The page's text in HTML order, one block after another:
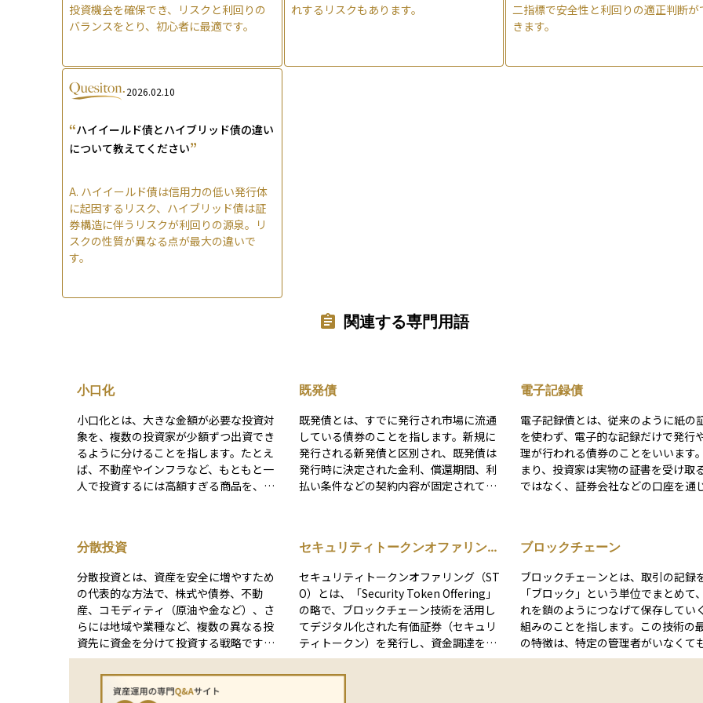
投資機会を確保でき、リスクと利回りの
バランスをとり、初心者に最適です。
れするリスクもあります。
二指標で安全性と利回りの適正判断が
きます。
2026.02.10
“ハイイールド債とハイブリッド債の違い
について教えてください”
A. ハイイールド債は信用力の低い発行体
に起因するリスク、ハイブリッド債は証
券構造に伴うリスクが利回りの源泉。リ
スクの性質が異なる点が最大の違いで
す。
関連する専門用語
小口化
小口化とは、大きな金額が必要な投資対
象を、複数の投資家が少額ずつ出資でき
るように分けることを指します。たとえ
ば、不動産やインフラなど、もともと一
人で投資するには高額すぎる商品を、小
も、多様な資産に分散投資しやすくなり
グ型の投資や不動産投資信託（REIT）な
どでよく利用されており、投資のハード
ルを下げる仕組みとして、初心者にも注
目されています。
既発債
既発債とは、すでに発行され市場に流通
している債券のことを指します。新規に
発行される新発債と区別され、既発債は
発行時に決定された金利、償還期間、利
払い条件などの契約内容が固定されてい
行時の条件と現行の金利状況などを考慮
あります。また、既発債の市場動向は、
金融全体の金利環境や信用リスクの変動
を反映するため、経済の健全性や市場動
向の分析においても重要な指標となって
います。
電子記録債
電子記録債とは、従来のように紙の
を使わず、電子的な記録だけで発行
理が行われる債券のことをいいます
まり、投資家は実物の証書を受け取
ではなく、証券会社などの口座を通
失のリスクがなくなるというメリッ
あります。日本では「社債等の振替
する法律」に基づいて、一定の条件
たす債券は電子記録でのみ発行され
うになっています。投資初心者の方
っては、債券を実際に「持つ」とい
覚がわかりにくいかもしれませんが
分散投資
分散投資とは、資産を安全に増やすため
の代表的な方法で、株式や債券、不動
産、コモディティ（原油や金など）、さ
らには地域や業種など、複数の異なる投
資先に資金を分けて投資する戦略です。
例えば、特定の国の株式市場が大きく下
落した場合でも、債券や他の地域の資産
が値上がりする可能性があれば、全体と
セキュリティトークンオファリング
セキュリティトークンオファリング（ST
O）とは、「Security Token Offering」
の略で、ブロックチェーン技術を活用し
てデジタル化された有価証券（セキュリ
ティトークン）を発行し、資金調達を行
う手法です。 例えば、不動産STOとは、
不動産を小口化し、「セキュリティトー
ブロックチェーン
ブロックチェーンとは、取引の記録
「ブロック」という単位でまとめて
れを鎖のようにつなげて保存してい
組みのことを指します。この技術の
の特徴は、特定の管理者がいなくて
みんなで記録を共有・確認できる点